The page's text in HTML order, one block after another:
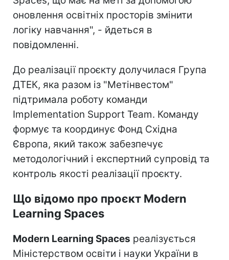
оновлення освітніх просторів змінити
логіку навчання", - йдеться в
повідомленні.
До реалізації проєкту долучилася Група
ДТЕК, яка разом із "Метінвестом"
підтримала роботу команди
Implementation Support Team. Команду
формує та координує Фонд Східна
Європа, який також забезпечує
методологічний і експертний супровід та
контроль якості реалізації проєкту.
Що відомо про проєкт Modern
Learning Spaces
Modern Learning Spaces реалізується
Міністерством освіти і науки України в